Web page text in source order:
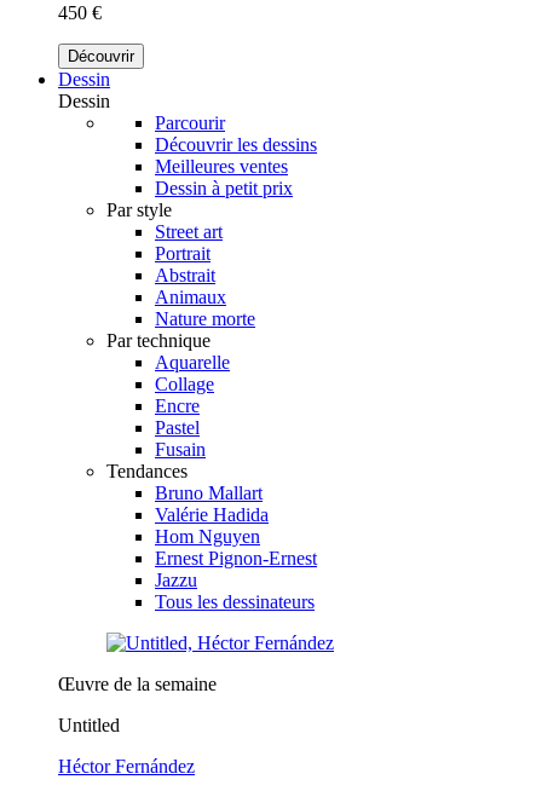
450 €
Découvrir
Dessin
Dessin
Parcourir
Découvrir les dessins
Meilleures ventes
Dessin à petit prix
Par style
Street art
Portrait
Abstrait
Animaux
Nature morte
Par technique
Aquarelle
Collage
Encre
Pastel
Fusain
Tendances
Bruno Mallart
Valérie Hadida
Hom Nguyen
Ernest Pignon-Ernest
Jazzu
Tous les dessinateurs
Œuvre de la semaine
Untitled
Héctor Fernández